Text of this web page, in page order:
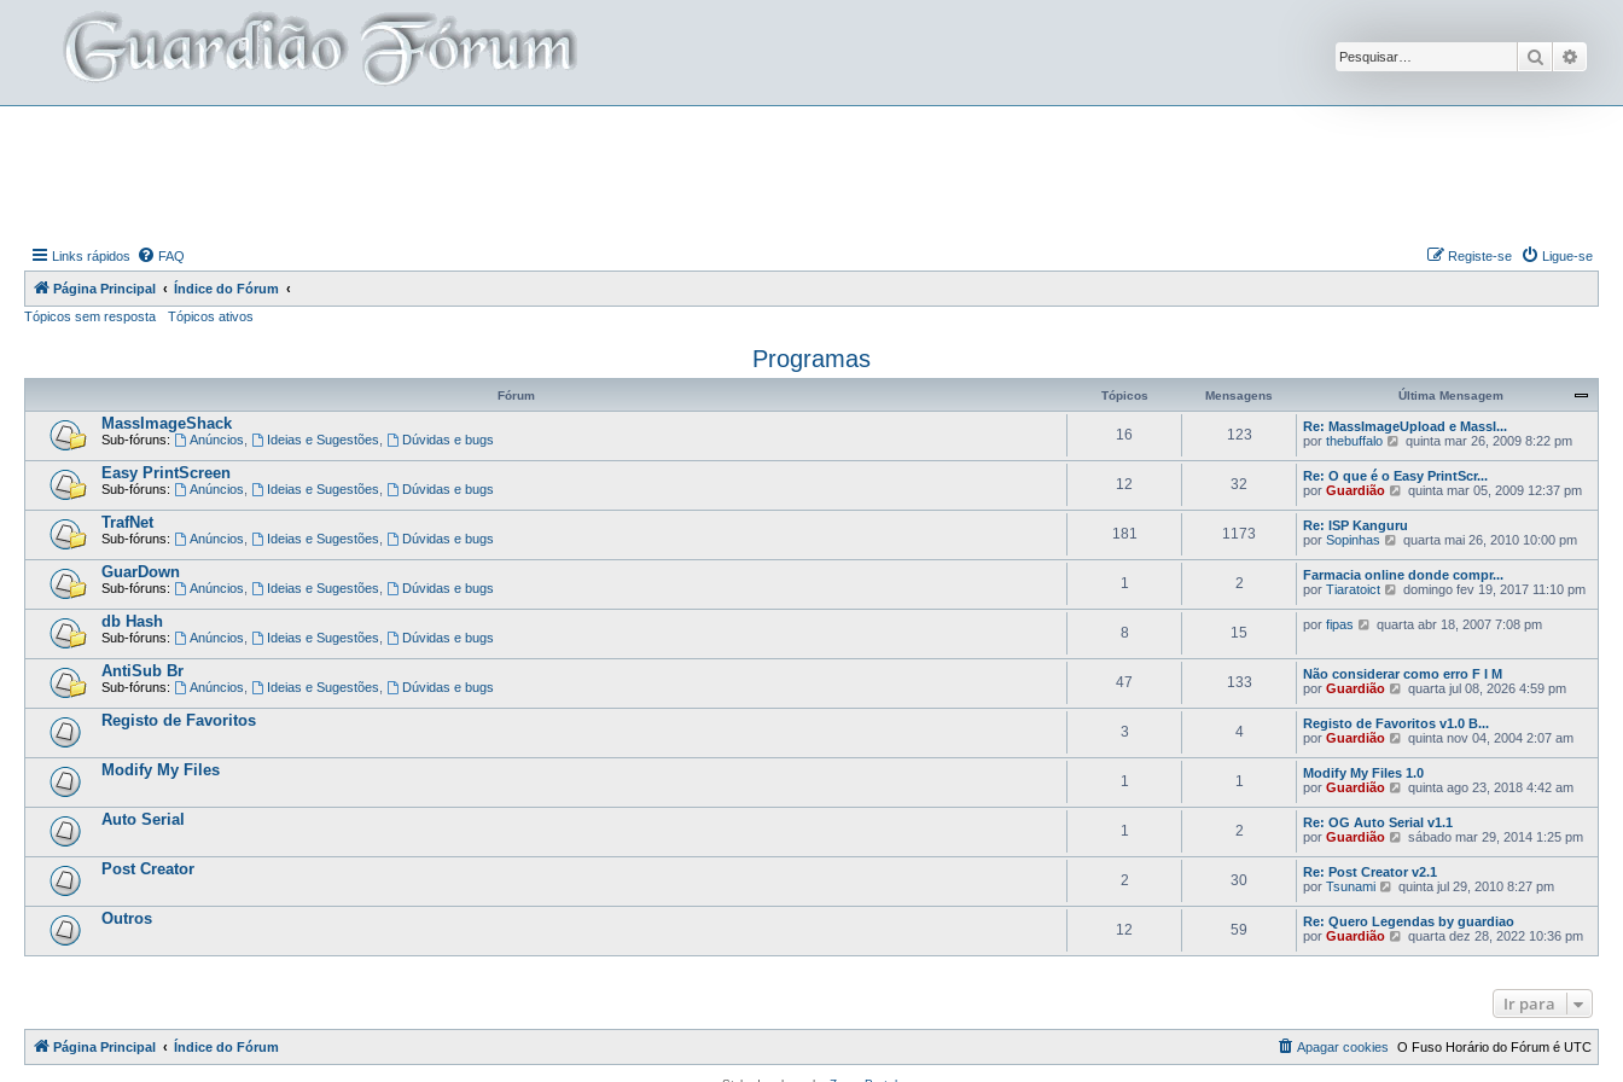
Pesquisar
Links rápidos FAQ Ligue-se
Registe-se
Página Principal
Índice do Fórum
Tópicos sem resposta
Tópicos ativos
Programas
Fórum Tópicos Mensagens Última Mensagem
MassImageShack
Sub-fóruns: Anúncios Ideias e Sugestões Dúvidas e bugs 16 123
Re: MassImageUpload e MassI...
por thebuffalo
V
j
a
a
ú
l
t
m
a
M
e
n
a
g
e
quinta mar 26, 2009 8:22 pm
Easy PrintScreen
Sub-fóruns: Anúncios Ideias e Sugestões Dúvidas e bugs 12 32
Re: O que é o Easy PrintScr...
por Guardião
V
a
a
ú
l
t
m
a
e
n
s
a
g
e
m
quinta mar 05, 2009 12:37 pm
TrafNet
Sub-fóruns: Anúncios Ideias e Sugestões Dúvidas e bugs 181 1173
Re: ISP Kanguru
por Sopinhas
V
a
a
ú
l
m
a
M
e
n
s
a
g
e
quarta mai 26, 2010 10:00 pm
GuarDown
Sub-fóruns: Anúncios Ideias e Sugestões Dúvidas e bugs 1 2
Farmacia online donde compr...
por Tiaratoict
V
a
ú
l
t
m
a
M
e
n
s
a
g
e
domingo fev 19, 2017 11:10 pm
db Hash
Sub-fóruns: Anúncios Ideias e Sugestões Dúvidas e bugs 8 15 por fipas
V
a
a
ú
l
t
i
a
M
e
n
s
a
g
e
m
quarta abr 18, 2007 7:08 pm
AntiSub Br
Sub-fóruns: Anúncios Ideias e Sugestões Dúvidas e bugs 47 133
Não considerar como erro F I M
por Guardião
V
a
a
ú
m
a
M
e
n
s
a
g
e
m
quarta jul 08, 2026 4:59 pm
Registo de Favoritos
3 4
Registo de Favoritos v1.0 B...
por Guardião
V
a
a
ú
l
m
a
M
e
n
s
a
quinta nov 04, 2004 2:07 am
Modify My Files
1 1
Modify My Files 1.0
por Guardião
V
a
a
ú
l
t
m
a
M
e
e
m
quinta ago 23, 2018 4:42 am
Auto Serial
1 2
Re: OG Auto Serial v1.1
por Guardião
V
a
a
ú
l
a
g
sábado mar 29, 2014 1:25 pm
Post Creator
2 30
Re: Post Creator v2.1
por Tsunami
V
a
a
ú
a
M
quinta jul 29, 2010 8:27 pm
Outros
12 59
Re: Quero Legendas by guardiao
por Guardião
V
i
m
quarta dez 28, 2022 10:36 pm
Ir para
Página Principal Índice do Fórum O Fuso Horário do Fórum é UTC
Apagar cookies